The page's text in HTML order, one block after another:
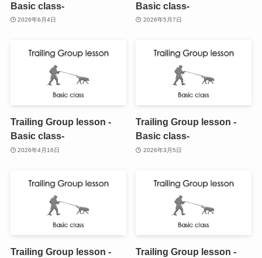
Basic class-
2026年6月4日
Basic class-
2026年5月7日
Trailing Group lesson -
Basic class-
2026年4月16日
Trailing Group lesson -
Basic class-
2026年3月5日
Trailing Group lesson -
Trailing Group lesson -